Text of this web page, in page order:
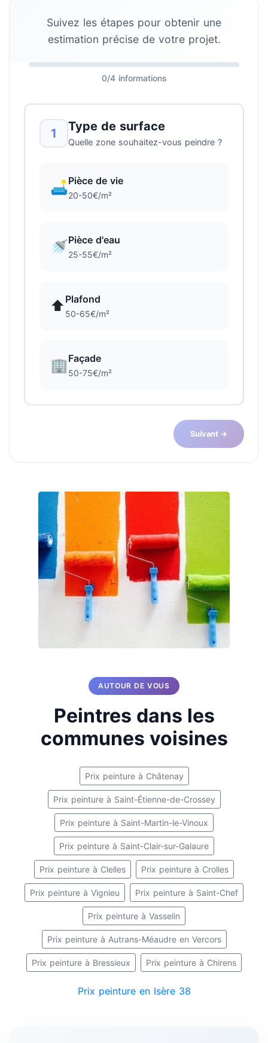
Suivez les étapes pour obtenir une
estimation précise de votre projet.
0/4 informations
1 Type de surface
Quelle zone souhaitez-vous peindre ?
🛋️Pièce de vie
20-50€/m²
🚿Pièce d'eau
25-55€/m²
⬆️ Plafond
50-65€/m²
🏢Façade
50-75€/m²
Suivant →
AUTOUR DE VOUS
Peintres dans les
communes voisines
Prix peinture à Châtenay
Prix peinture à Saint-Étienne-de-Crossey
Prix peinture à Saint-Martin-le-Vinoux
Prix peinture à Saint-Clair-sur-Galaure
Prix peinture à Clelles Prix peinture à Crolles
Prix peinture à Vignieu Prix peinture à Saint-Chef
Prix peinture à Vasselin
Prix peinture à Autrans-Méaudre en Vercors
Prix peinture à Bressieux Prix peinture à Chirens
Prix peinture en Isère 38